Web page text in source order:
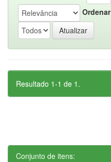
Ordenar
Resultado 1-1 de 1.
Conjunto de itens: